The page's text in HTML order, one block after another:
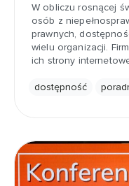
W obliczu rosnącej
osób z
prawnych,
wielu organizacji.
ich strony
dostępność